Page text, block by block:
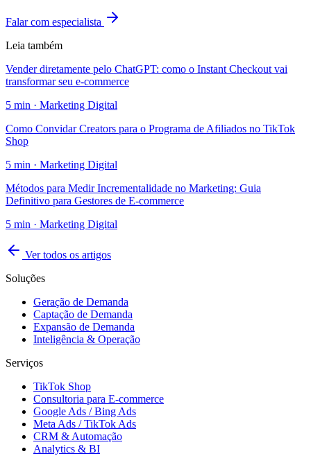
Falar com especialista
Leia também
Vender diretamente pelo ChatGPT: como o Instant Checkout vai
transformar seu e-commerce
5 min · Marketing Digital
Como Convidar Creators para o Programa de Afiliados no TikTok
Shop
5 min · Marketing Digital
Métodos para Medir Incrementalidade no Marketing: Guia
Definitivo para Gestores de E-commerce
5 min · Marketing Digital
Ver todos os artigos
Soluções
Geração de Demanda
Captação de Demanda
Expansão de Demanda
Inteligência & Operação
Serviços
TikTok Shop
Consultoria para E-commerce
Google Ads / Bing Ads
Meta Ads / TikTok Ads
CRM & Automação
Analytics & BI